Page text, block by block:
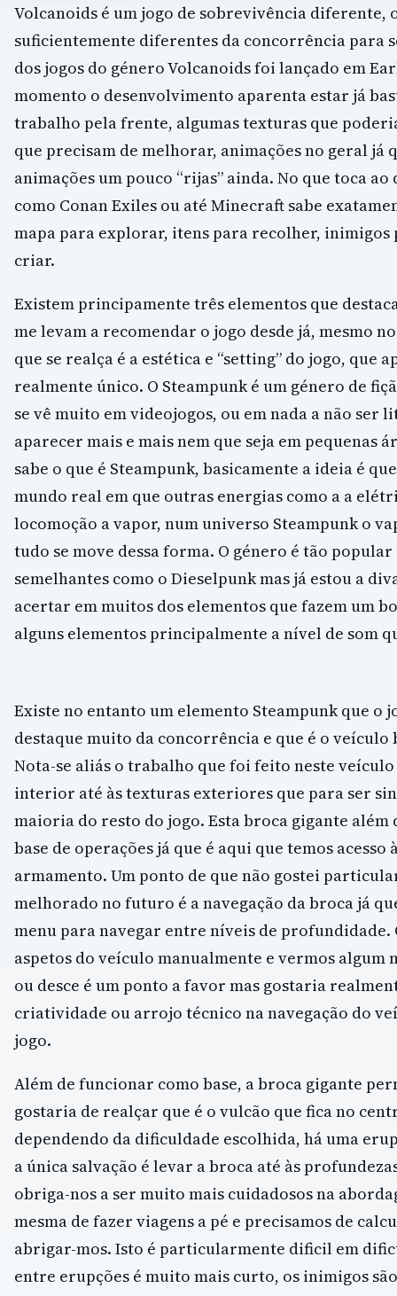
Volcanoids é um jogo de sobrevivência diferente,
suficientemente diferentes da concorrência para
dos jogos do género Volcanoids foi lançado em
momento o desenvolvimento aparenta estar já
trabalho pela frente, algumas texturas que
que precisam de melhorar, animações no geral já
animações um pouco “rijas” ainda. No que toca
como Conan Exiles ou até Minecraft sabe
mapa para explorar, itens para recolher,
criar.
Existem principamente três elementos que
me levam a recomendar o jogo desde já, mesmo
que se realça é a estética e “setting” do jogo, que
realmente único. O Steampunk é um género de
se vê muito em videojogos, ou em nada a não ser
aparecer mais e mais nem que seja em pequenas
sabe o que é Steampunk, basicamente a ideia é
mundo real em que outras energias como a a
locomoção a vapor, num universo Steampunk o
tudo se move dessa forma. O género é tão
semelhantes como o Dieselpunk mas já estou a
acertar em muitos dos elementos que fazem um
alguns elementos principalmente a nível de som
Existe no entanto um elemento Steampunk que o
destaque muito da concorrência e que é o
Nota-se aliás o trabalho que foi feito neste
interior até às texturas exteriores que para ser
maioria do resto do jogo. Esta broca gigante
base de operações já que é aqui que temos
armamento. Um ponto de que não gostei
melhorado no futuro é a navegação da broca já
menu para navegar entre níveis de
aspetos do veículo manualmente e vermos algum
ou desce é um ponto a favor mas gostaria
criatividade ou arrojo técnico na navegação do
jogo.
Além de funcionar como base, a broca gigante
gostaria de realçar que é o vulcão que fica no
dependendo da dificuldade escolhida, há uma
a única salvação é levar a broca até às
obriga-nos a ser muito mais cuidadosos na
mesma de fazer viagens a pé e precisamos de
abrigar-mos. Isto é particularmente dificil em
entre erupções é muito mais curto, os inimigos